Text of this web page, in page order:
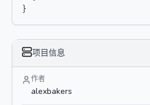
}
项目信息
作者
alexbakers